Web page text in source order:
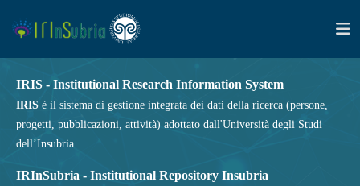
IRIS - Institutional Research Information System
IRIS è il sistema di gestione integrata dei dati della ricerca (persone,
progetti, pubblicazioni, attività) adottato dall'Università degli Studi
dell’Insubria.
IRInSubria - Institutional Repository Insubria